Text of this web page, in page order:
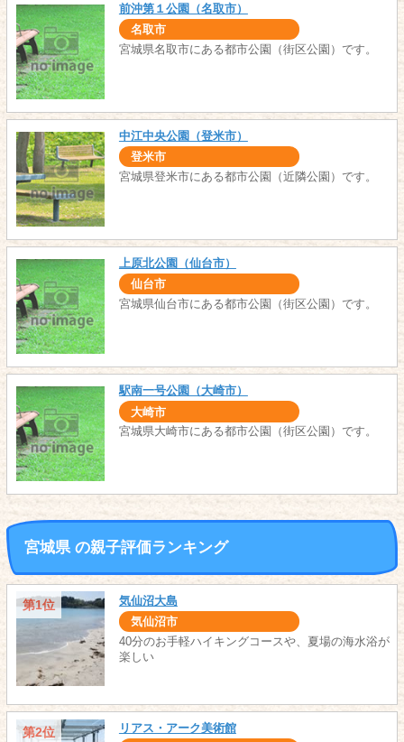
前沖第１公園（名取市）
名取市
宮城県名取市にある都市公園（街区公園）です。
中江中央公園（登米市）
登米市
宮城県登米市にある都市公園（近隣公園）です。
上原北公園（仙台市）
仙台市
宮城県仙台市にある都市公園（街区公園）です。
駅南一号公園（大崎市）
大崎市
宮城県大崎市にある都市公園（街区公園）です。
宮城県 の親子評価ランキング
第1位 気仙沼大島
気仙沼市
40分のお手軽ハイキングコースや、夏場の海水浴が
楽しい
第2位 リアス・アーク美術館